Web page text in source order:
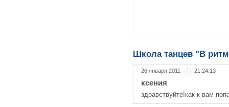
Школа танцев "В
26 января 2011 21:24:13
ксения
здравствуйте!как к вам